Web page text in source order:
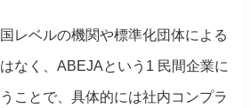
レベルの機関や標準化団体による
なく、ABEJAという1 民間企業に
ことで、具体的には社内コンプラ